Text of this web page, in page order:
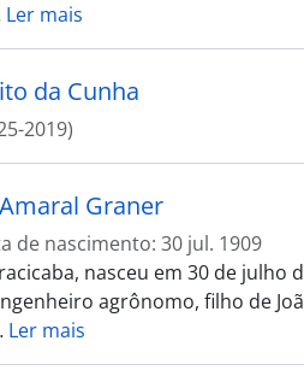
Ler mais
da Cunha
2019)
Graner
de nascimento: 30 jul. 1909
nasceu em 30 de julho
agrônomo, filho de
Ler mais